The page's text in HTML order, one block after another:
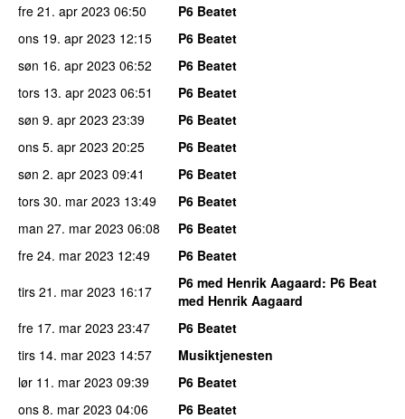
fre 21. apr 2023 06:50
P6 Beatet
ons 19. apr 2023 12:15
P6 Beatet
søn 16. apr 2023 06:52
P6 Beatet
tors 13. apr 2023 06:51
P6 Beatet
søn 9. apr 2023 23:39
P6 Beatet
ons 5. apr 2023 20:25
P6 Beatet
søn 2. apr 2023 09:41
P6 Beatet
tors 30. mar 2023 13:49
P6 Beatet
man 27. mar 2023 06:08
P6 Beatet
fre 24. mar 2023 12:49
P6 Beatet
tirs 21. mar 2023 16:17 P6 med Henrik Aagaard: P6 Beat
med Henrik Aagaard
fre 17. mar 2023 23:47
P6 Beatet
tirs 14. mar 2023 14:57
Musiktjenesten
lør 11. mar 2023 09:39
P6 Beatet
ons 8. mar 2023 04:06
P6 Beatet